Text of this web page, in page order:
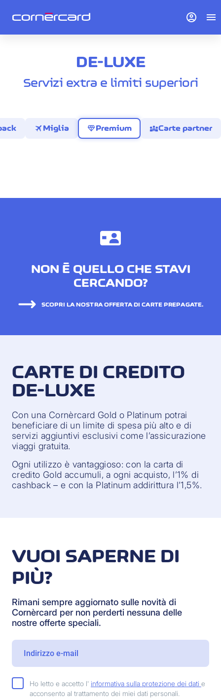
DE-LUXE
Servizi extra e limiti superiori
travel Miglia diamondPremium diversity_3Carte partner
NON È QUELLO CHE STAVI
CERCANDO?
SCOPRI LA NOSTRA OFFERTA DI CARTE PREPAGATE.
CARTE DI CREDITO
DE-LUXE
Con una Cornèrcard Gold o Platinum potrai
beneficiare di un limite di spesa più alto e di
servizi aggiuntivi esclusivi come l’assicurazione
viaggi gratuita.
Ogni utilizzo è vantaggioso: con la carta di
credito Gold accumuli, a ogni acquisto, l’1% di
cashback – e con la Platinum addirittura l’1,5%.
VUOI SAPERNE DI
PIÙ?
Rimani sempre aggiornato sulle novità di
Cornèrcard per non perderti nessuna delle
nostre offerte speciali.
Ho letto e accetto l' informativa sulla protezione dei dati e
acconsento al trattamento dei miei dati personali.
account_circle menu